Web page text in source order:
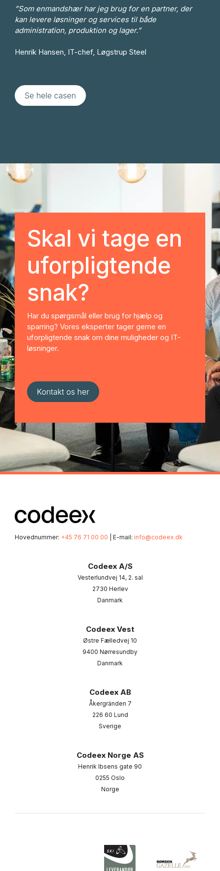
”Som enmandshær har jeg brug for en partner, der
kan levere løsninger og services til både
administration, produktion og lager.”
Henrik Hansen, IT-chef, Løgstrup Steel
Skal vi tage en
uforpligtende
snak?
Har du spørgsmål eller brug for hjælp og
sparring? Vores eksperter tager gerne en
uforpligtende snak om dine muligheder og IT-
løsninger.
Hovednummer: +45 76 71 00 00 | E-mail: info@codeex.dk
Codeex A/S
Vesterlundvej 14, 2. sal
2730 Herlev
Danmark
Codeex Vest
Østre Fælledvej 10
9400 Nørresundby
Danmark
Codeex AB
Åkergränden 7
226 60 Lund
Sverige
Codeex Norge AS
Henrik Ibsens gate 90
0255 Oslo
Norge